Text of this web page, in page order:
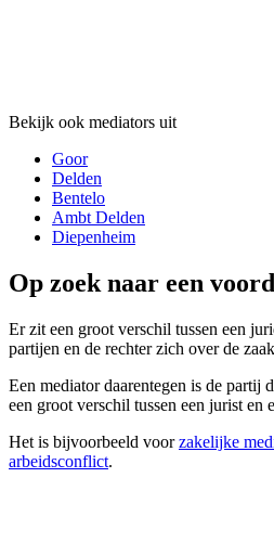
Bekijk ook mediators uit
Goor
Delden
Bentelo
Ambt Delden
Diepenheim
Op zoek naar een
Er zit een groot verschil tussen een
partijen en de rechter zich over de
Een mediator daarentegen is de partij
een groot verschil tussen een jurist en
Het is bijvoorbeeld voorzakelijke
arbeidsconflict.